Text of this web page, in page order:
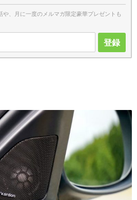
、月に一度のメルマガ限定豪華プレゼントも
登録